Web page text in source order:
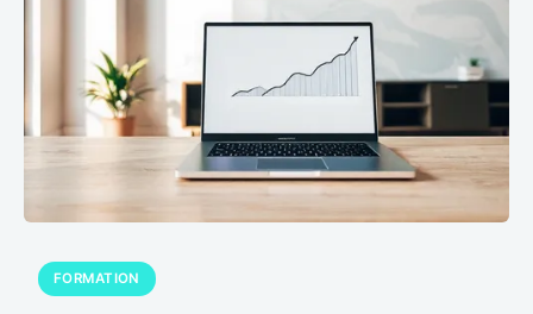
FORMATION